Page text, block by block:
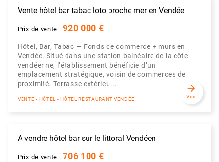
Vente hôtel bar tabac loto proche mer en Vendée
Prix de vente :920 000 €
Hôtel, Bar, Tabac — Fonds de commerce + murs en
Vendée. Situé dans une station balnéaire de la côte
vendéenne, l’établissement bénéficie d’un
emplacement stratégique, voisin de commerces de
proximité. Terrasse extérieu...
VENTE - HÔTEL - HÔTEL RESTAURANT VENDÉE
arrow_forward
Voir
A vendre hôtel bar sur le littoral Vendéen
Prix de vente : 706 100 €